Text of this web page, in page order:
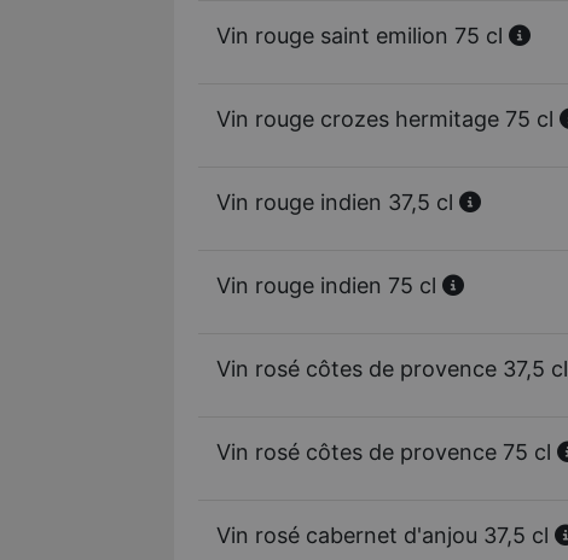
Vin rouge saint emilion 75 cl
Vin rouge crozes hermitage 75 cl
Vin rouge indien 37,5 cl
Vin rouge indien 75 cl
Vin rosé côtes de provence 37,5 cl
Vin rosé côtes de provence 75 cl
Vin rosé cabernet d'anjou 37,5 cl